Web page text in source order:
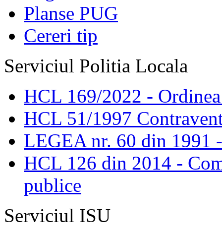
Planse PUG
Cereri tip
Serviciul Politia Locala
HCL 169/2022 -
HCL 51/1997
LEGEA nr. 60 din 1991
HCL 126 din 2014 -
publice
Serviciul ISU